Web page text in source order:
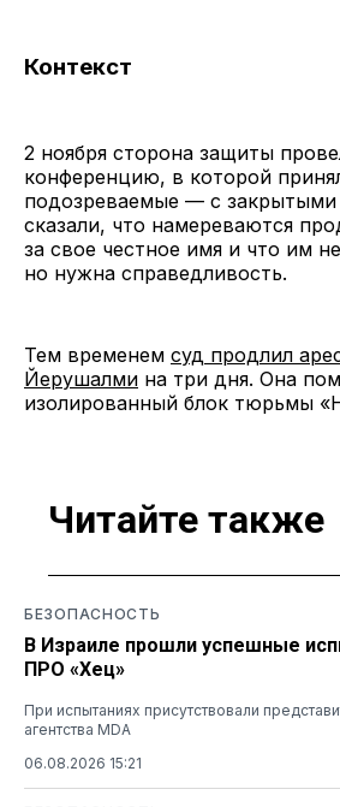
Контекст
2 ноября сторона защиты
конференцию, в которой
подозреваемые — с
сказали, что намереваются
за свое честное имя и что им
но нужна справедливость.
Тем временем суд продлил
Йерушалми на три дня. Она
изолированный блок тюрьмы
Читайте также
БЕЗОПАСНОСТЬ
В Израиле прошли успешные
ПРО «Хец»
При испытаниях присутствовали
агентства MDA
06.08.2026 15:21